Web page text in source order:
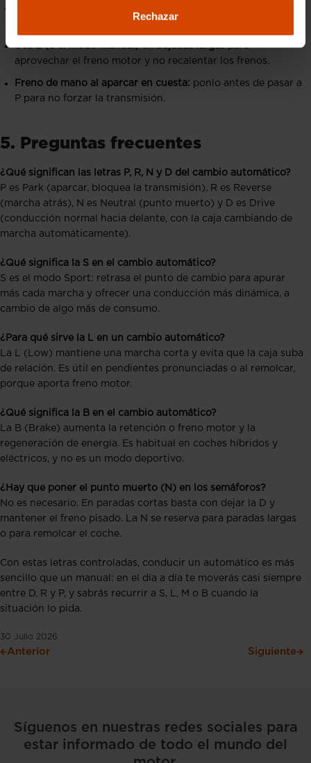
Rechazar
Usa L (o el modo manual) en bajadas largaspara
aprovechar el freno motor y no recalentar los frenos.
Freno de mano al aparcar en cuesta: ponlo antes de pasar a
P para no forzar la transmisión.
5. Preguntas frecuentes
¿Qué significan las letras P, R, N y D del cambio automático?
P es Park (aparcar, bloquea la transmisión), R es Reverse
(marcha atrás), N es Neutral (punto muerto) y D es Drive
(conducción normal hacia delante, con la caja cambiando de
marcha automáticamente).
¿Qué significa la S en el cambio automático?
S es el modo Sport: retrasa el punto de cambio para apurar
más cada marcha y ofrecer una conducción más dinámica, a
cambio de algo más de consumo.
¿Para qué sirve la L en un cambio automático?
La L (Low) mantiene una marcha corta y evita que la caja suba
de relación. Es útil en pendientes pronunciadas o al remolcar,
porque aporta freno motor.
¿Qué significa la B en el cambio automático?
La B (Brake) aumenta la retención o freno motor y la
regeneración de energía. Es habitual en coches híbridos y
eléctricos, y no es un modo deportivo.
¿Hay que poner el punto muerto (N) en los semáforos?
No es necesario. En paradas cortas basta con dejar la D y
mantener el freno pisado. La N se reserva para paradas largas
o para remolcar el coche.
Con estas letras controladas, conducir un automático es más
sencillo que un manual: en el día a día te moverás casi siempre
entre D, R y P, y sabrás recurrir a S, L, M o B cuando la
situación lo pida.
30 Julio 2026
Anterior Siguiente
Síguenos en nuestras redes sociales para
estar informado de todo el mundo del